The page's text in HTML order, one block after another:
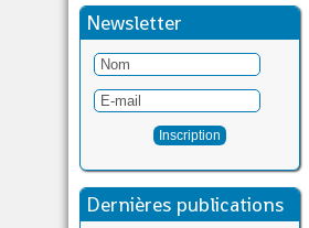
Newsletter
Dernières publications